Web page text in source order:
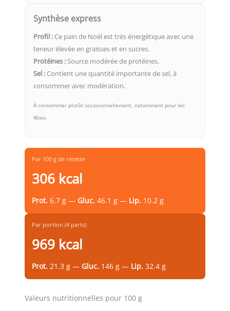
Synthèse express
Profil : Ce pain de Noël est très énergétique avec une
teneur élevée en graisses et en sucres.
Protéines :Source modérée de protéines.
Sel : Contient une quantité importante de sel, à
consommer avec modération.
À consommer plutôt occasionnellement, notamment pour les
fêtes.
Par 100 g de recette
306 kcal
Prot. 6.7 g — Gluc. 46.1 g — Lip. 10.2 g
Par portion (4 parts)
969 kcal
Prot. 21.3 g — Gluc. 146 g — Lip. 32.4 g
Valeurs nutritionnelles pour 100 g